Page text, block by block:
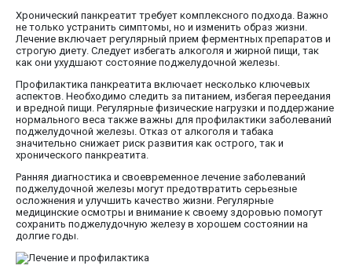
Хронический панкреатит требует комплексного подхода. Важно
не только устранить симптомы, но и изменить образ жизни.
Лечение включает регулярный прием ферментных препаратов и
строгую диету. Следует избегать алкоголя и жирной пищи, так
как они ухудшают состояние поджелудочной железы.
Профилактика панкреатита включает несколько ключевых
аспектов. Необходимо следить за питанием, избегая переедания
и вредной пищи. Регулярные физические нагрузки и поддержание
нормального веса также важны для профилактики заболеваний
поджелудочной железы. Отказ от алкоголя и табака
значительно снижает риск развития как острого, так и
хронического панкреатита.
Ранняя диагностика и своевременное лечение заболеваний
поджелудочной железы могут предотвратить серьезные
осложнения и улучшить качество жизни. Регулярные
медицинские осмотры и внимание к своему здоровью помогут
сохранить поджелудочную железу в хорошем состоянии на
долгие годы.